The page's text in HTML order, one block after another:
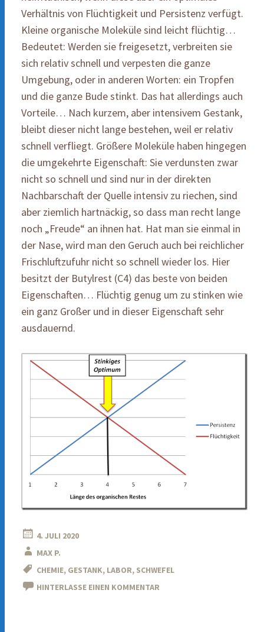
Verhältnis von Flüchtigkeit und Persistenz verfügt.
Kleine organische Moleküle sind leicht flüchtig…
Bedeutet: Werden sie freigesetzt, verbreiten sie
sich relativ schnell und verpesten die ganze
Umgebung, oder in anderen Worten: ein Tropfen
und die ganze Bude stinkt. Das hat allerdings auch
Vorteile… Nach kurzem, aber intensivem Gestank,
bleibt dieser nicht lange bestehen, weil er relativ
schnell verfliegt. Größere Moleküle haben hingegen
die umgekehrte Eigenschaft: Sie verdunsten zwar
nicht so schnell und sind nur in der direkten
Nachbarschaft der Quelle intensiv zu riechen, sind
aber ziemlich hartnäckig, so dass man recht lange
noch „Freude“ an ihnen hat. Hat man sie einmal in
der Nase, wird man den Geruch auch bei reichlicher
Frischluftzufuhr nicht so schnell wieder los. Hier
besitzt der Butylrest (C4) das beste von beiden
Eigenschaften… Flüchtig genug um zu stinken wie
ein ganz Großer und in dieser Eigenschaft sehr
ausdauernd.
4. JULI 2020
MAX P.
CHEMIE, GESTANK, LABOR, SCHWEFEL
HINTERLASSE EINEN KOMMENTAR